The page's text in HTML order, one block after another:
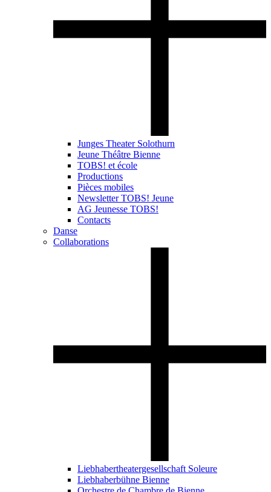
Junges Theater Solothurn
Jeune Théâtre Bienne
TOBS! et école
Productions
Pièces mobiles
Newsletter TOBS! Jeune
AG Jeunesse TOBS!
Contacts
Danse
Collaborations
Liebhabertheatergesellschaft Soleure
Liebhaberbühne Bienne